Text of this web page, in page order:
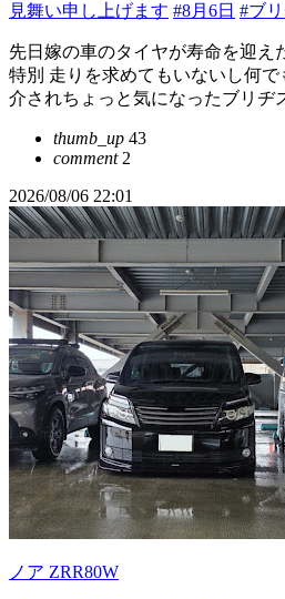
見舞い申し上げます #8月6日 #ブ
先日嫁の車のタイヤが寿命を迎え
特別 走りを求めてもいないし何
介されちょっと気になったブリヂ
thumb_up 43
comment2
2026/08/06 22:01
ノア ZRR80W